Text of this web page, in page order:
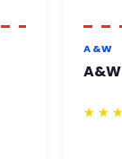
A&W